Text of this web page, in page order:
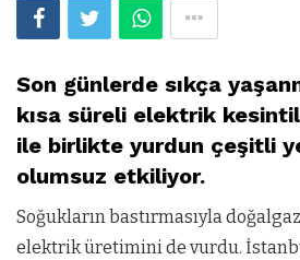
Son günlerde sıkça
kısa süreli elektrik
ile birlikte yurdun çeşitli
olumsuz etkiliyor.
Soğukların bastırmasıyla
elektrik üretimini de vurdu.